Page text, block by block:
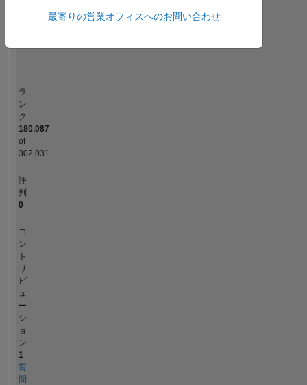
0
タイムライン
ラ
ン
ク
180,087
of
302,031
評
判
0
コ
ン
ト
リ
ビ
ュ
ー
シ
ョ
ン
1
質
問
最寄りの営業オフィスへのお問い合わせ